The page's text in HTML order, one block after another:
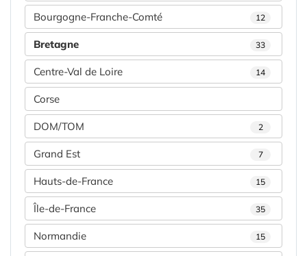
Bourgogne-Franche-Comté 12
Bretagne 33
Centre-Val de Loire 14
Corse
DOM/TOM 2
Grand Est 7
Hauts-de-France 15
Île-de-France 35
Normandie 15